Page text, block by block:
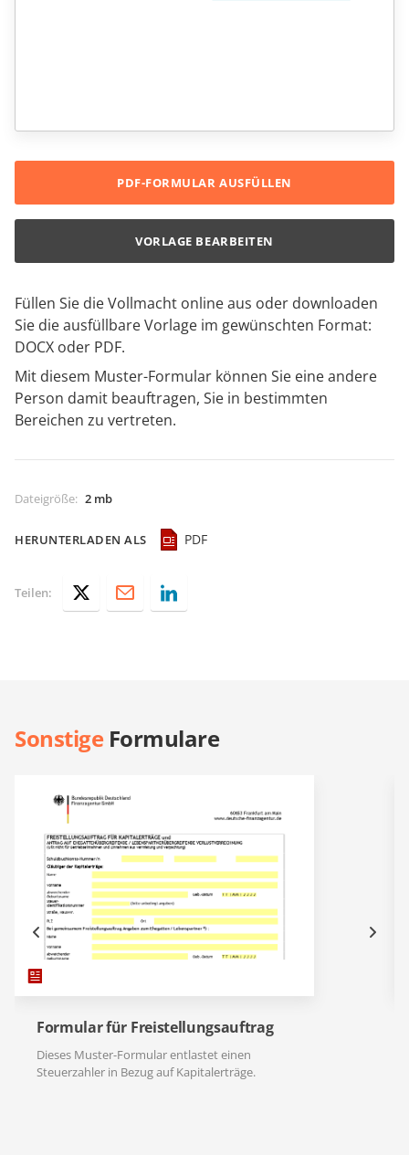
Füllen Sie die Vollmacht online aus oder downloaden
Sie die ausfüllbare Vorlage im gewünschten Format:
DOCX oder PDF.
Mit diesem Muster-Formular können Sie eine andere
Person damit beauftragen, Sie in bestimmten
Bereichen zu vertreten.
Dateigröße: 2 mb
HERUNTERLADEN ALS PDF
PDF-FORMULAR AUSFÜLLEN
VORLAGE BEARBEITEN
Teilen:
SonstigeFormulare
Formular für Freistellungsauftrag
Dieses Muster-Formular entlastet einen
Steuerzahler in Bezug auf Kapitalerträge.